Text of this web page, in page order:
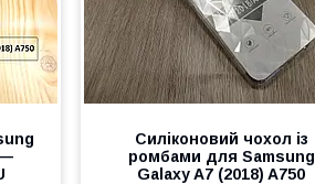
—
Силіконовий чохол із
ромбами для Samsung
Galaxy A7 (2018) A750